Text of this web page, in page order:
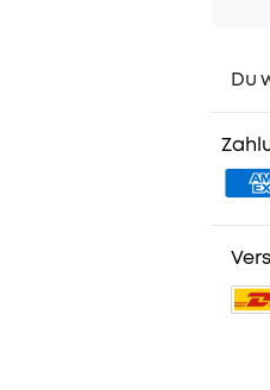
Du
2.
3.
4.